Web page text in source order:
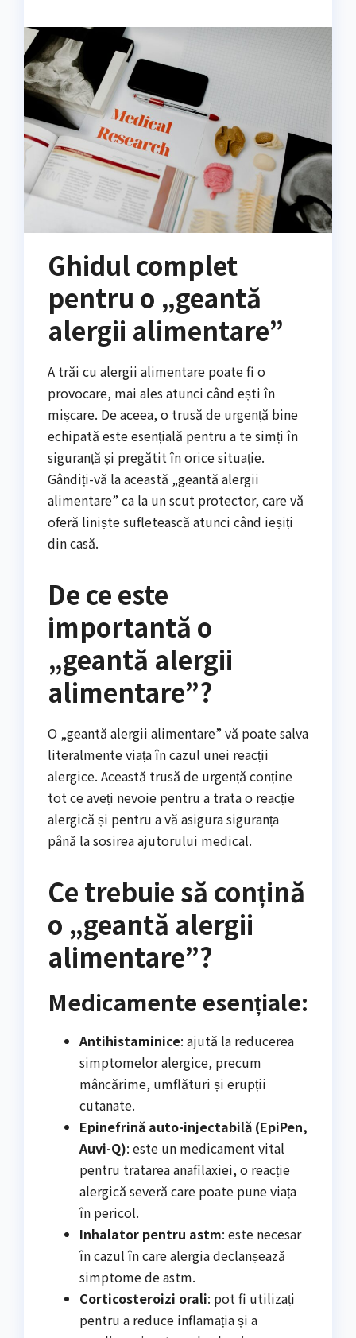
Ghidul complet
pentru o „geantă
alergii alimentare”
A trăi cu alergii alimentare poate fi o
provocare, mai ales atunci când ești în
mișcare. De aceea, o trusă de urgență bine
echipată este esențială pentru a te simți în
siguranță și pregătit în orice situație.
Gândiți-vă la această „geantă alergii
alimentare” ca la un scut protector, care vă
oferă liniște sufletească atunci când ieșiți
din casă.
De ce este
importantă o
„geantă alergii
alimentare”?
O „geantă alergii alimentare” vă poate salva
literalmente viața în cazul unei reacții
alergice. Această trusă de urgență conține
tot ce aveți nevoie pentru a trata o reacție
alergică și pentru a vă asigura siguranța
până la sosirea ajutorului medical.
Ce trebuie să conțină
o „geantă alergii
alimentare”?
Medicamente esențiale:
Antihistaminice: ajută la reducerea
simptomelor alergice, precum
mâncărime, umflături și erupții
cutanate.
Epinefrină auto-injectabilă (EpiPen,
Auvi-Q): este un medicament vital
pentru tratarea anafilaxiei, o reacție
alergică severă care poate pune viața
în pericol.
Inhalator pentru astm: este necesar
în cazul în care alergia declanșează
simptome de astm.
Corticosteroizi orali: pot fi utilizați
pentru a reduce inflamația și a